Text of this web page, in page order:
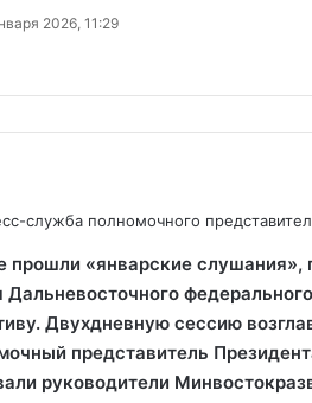
2026, 11:29
служба полномочного
прошли «январские слушания»,
Дальневосточного
Двухдневную сессию
представитель
руководители